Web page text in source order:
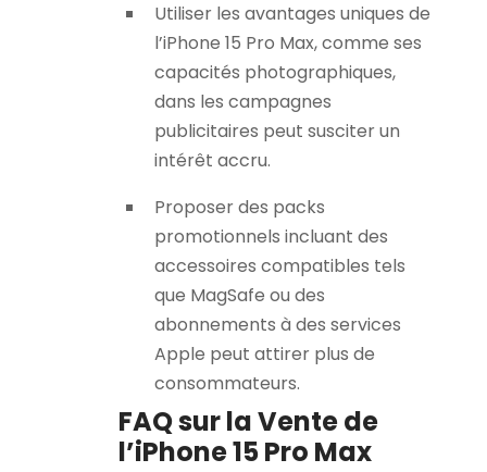
Utiliser les avantages uniques de
l’iPhone 15 Pro Max, comme ses
capacités photographiques,
dans les campagnes
publicitaires peut susciter un
intérêt accru.
Proposer des packs
promotionnels incluant des
accessoires compatibles tels
que MagSafe ou des
abonnements à des services
Apple peut attirer plus de
consommateurs.
FAQ sur la Vente de
l’iPhone 15 Pro Max